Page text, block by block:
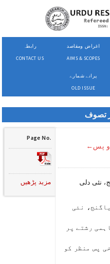
رابطہ
CONTACT US
اغراض ومقاصد
AIMS & SCOPES
پرانے شمارے
OLD ISSUE
تصوف
و پس←
نئی دلی
نئی
رشتے پر
پس منظر کو
Page No.
مزید پڑھیں